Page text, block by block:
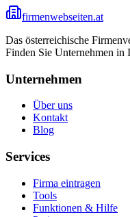
firmenwebseiten.at
Das österreichische
Finden Sie Unternehmen in
Unternehmen
Über uns
Kontakt
Blog
Services
Firma eintragen
Tools
Funktionen & Hilfe